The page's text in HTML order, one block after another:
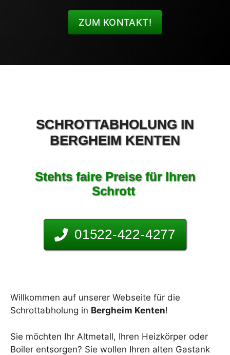
ZUM KONTAKT!
SCHROTTABHOLUNG IN
BERGHEIM KENTEN
Stehts faire Preise für Ihren
Schrott
01522-422-4277
Willkommen auf unserer Webseite für die
Schrottabholung in Bergheim Kenten!
Sie möchten Ihr Altmetall, Ihren Heizkörper oder
Boiler entsorgen? Sie wollen Ihren alten Gastank